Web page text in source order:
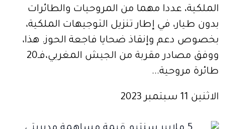
الملكية، عددا مهما من المروحيات والطائرات
بدون طيار، في إطار تنزيل التوجيهات الملكية،
بخصوص دعم وإنقاذ ضحايا فاجعة الحوز. هذا،
ووفق مصادر مقربة من الجيش المغربي،فـ20
طائرة مروحية...
الاثنين 11 سبتمبر 2023